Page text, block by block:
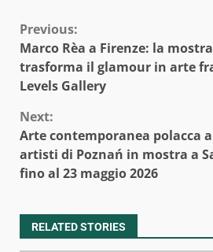
Continue
Reading
Previous:
Marco Rèa a Firenze: la
trasforma il glamour in arte
Levels Gallery
Next:
Arte contemporanea polacca
artisti di Poznań in mostra a
fino al 23 maggio 2026
RELATED STORIES